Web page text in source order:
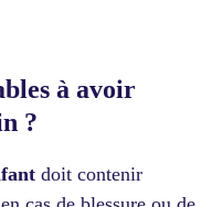
à avoir
?
doit contenir